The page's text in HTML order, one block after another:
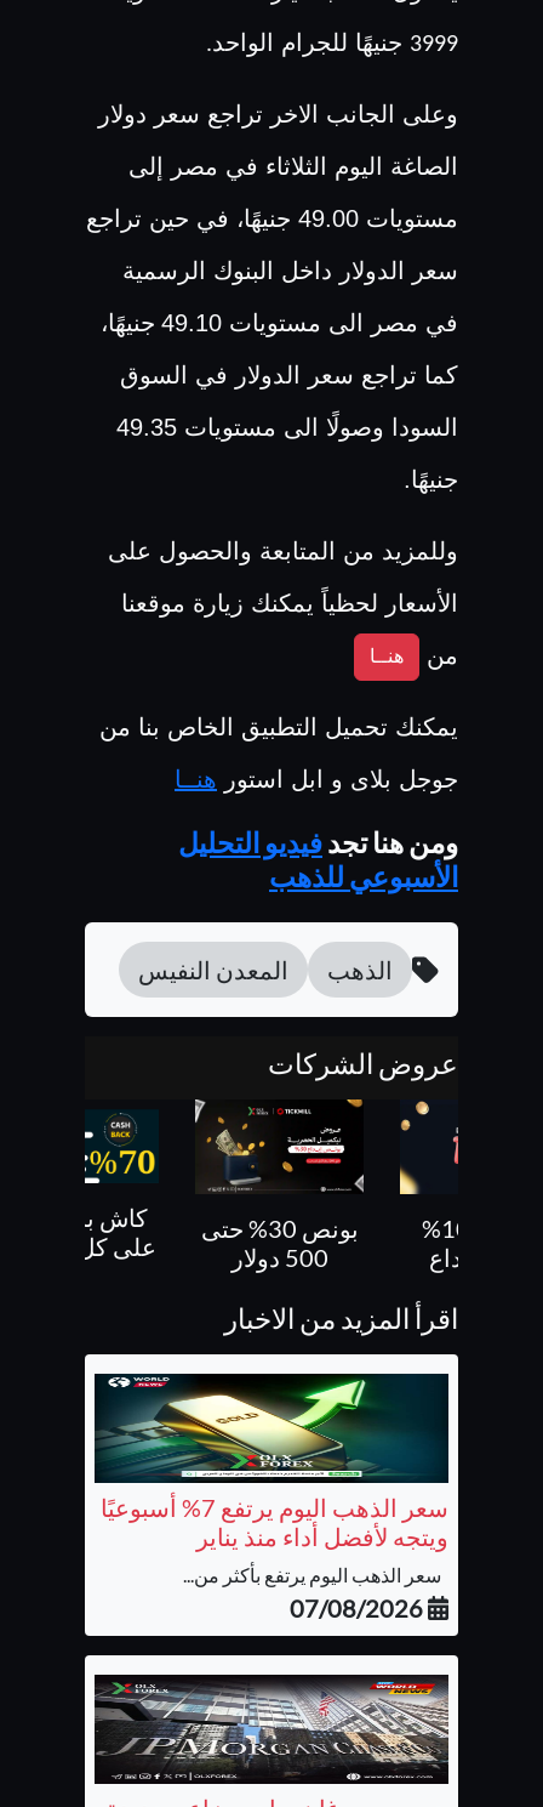
3999 جنيهًا للجرام الواحد.
وعلى الجانب الاخر تراجع سعر دولار
الصاغة اليوم الثلاثاء في مصر إلى
مستويات 49.00 جنيهًا، في حين تراجع
سعر الدولار داخل البنوك الرسمية
في مصر الى مستويات 49.10
جنيهًا،
كما تراجع سعر الدولار في السوق
السودا وصولًا الى مستويات 49.35
جنيهًا.
وللمزيد من المتابعة والحصول على
الأسعار لحظياً يمكنك زيارة موقعنا
من
هنــا
يمكنك تحميل التطبيق الخاص بنا من
جوجل بلاى و ابل استور هنــا
ومن هنا تجدفيديو التحليل
الأسبوعي للذهب
الذهب المعدن النفيس
عروض الشركات
بونص 30% حتى
على كل صفقاتك
الايداع
اقرأ المزيد من الاخبار
سعر الذهب اليوم يرتفع 7% أسبوعيًا
ويتجه لأفضل أداء منذ يناير
سعر الذهب اليوم يرتفع بأكثر من...
07/08/2026